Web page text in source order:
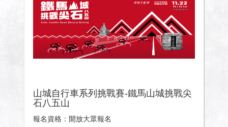
山城自行車系列挑戰賽-鐵馬山城挑戰尖
石八五山
報名資格：開放大眾報名